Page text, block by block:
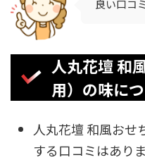
良い口コ
人丸花壇 和
用）の味に
人丸花壇 和風おせ
する口コミはあり